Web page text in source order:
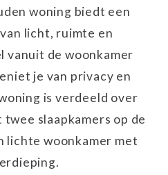
woning biedt een
licht, ruimte en
vanuit de woonkamer
je van privacy en
is verdeeld over
slaapkamers op de
lichte woonkamer met